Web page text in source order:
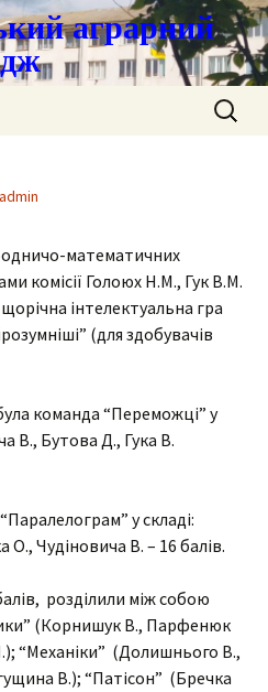
аграрний
Пошук:
admin
математичних
комісії Голоюх Н.М., Гук В.М.
інтелектуальна гра
(для здобувачів
команда “Переможці” у
В., Бутова Д., Гука В.
у складі:
О., Чудіновича В. – 16 балів.
розділили між собою
(Корнишук В., Парфенюк
“Механіки” (Долишнього В.,
В.); “Патісон” (Бречка